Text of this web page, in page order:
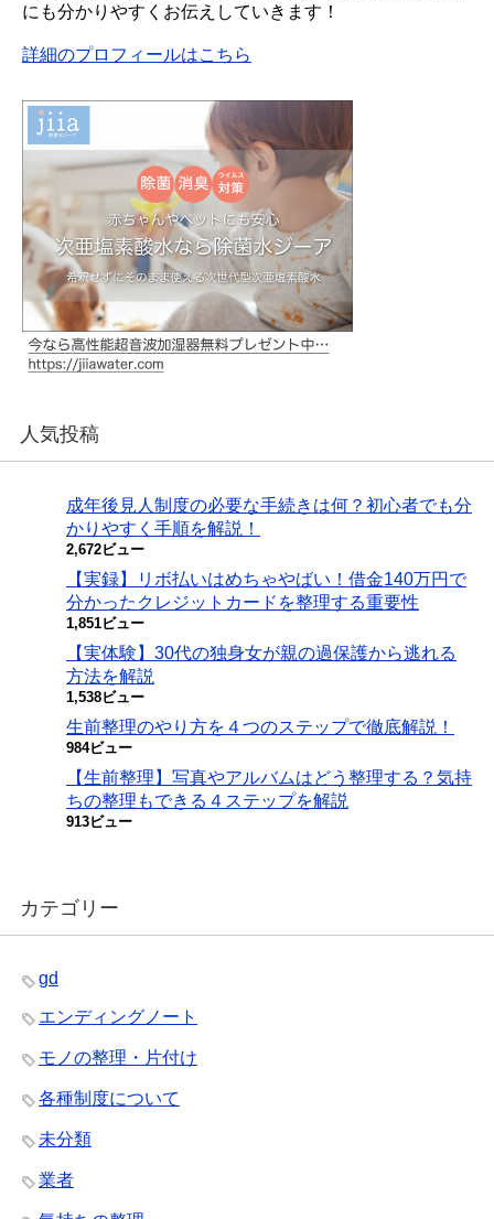
にも分かりやすくお伝えしていきます！
詳細のプロフィールはこちら
人気投稿
成年後見人制度の必要な手続きは何？初心者でも分
かりやすく手順を解説！
2,672ビュー
【実録】リボ払いはめちゃやばい！借金140万円で
分かったクレジットカードを整理する重要性
1,851ビュー
【実体験】30代の独身女が親の過保護から逃れる
方法を解説
1,538ビュー
生前整理のやり方を４つのステップで徹底解説！
984ビュー
【生前整理】写真やアルバムはどう整理する？気持
ちの整理もできる４ステップを解説
913ビュー
カテゴリー
gd
エンディングノート
モノの整理・片付け
各種制度について
未分類
業者